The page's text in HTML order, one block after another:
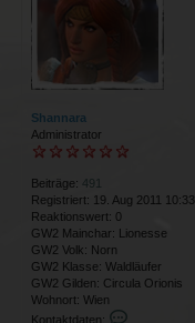
Shannara
Administrator
Beiträge: 491
Registriert: 19. Aug 2011 10:33
Reaktionswert: 0
GW2 Mainchar: Lionesse
GW2 Volk: Norn
GW2 Klasse: Waldläufer
GW2 Gilden: Circula Orionis
Wohnort: Wien
Kontaktdaten: